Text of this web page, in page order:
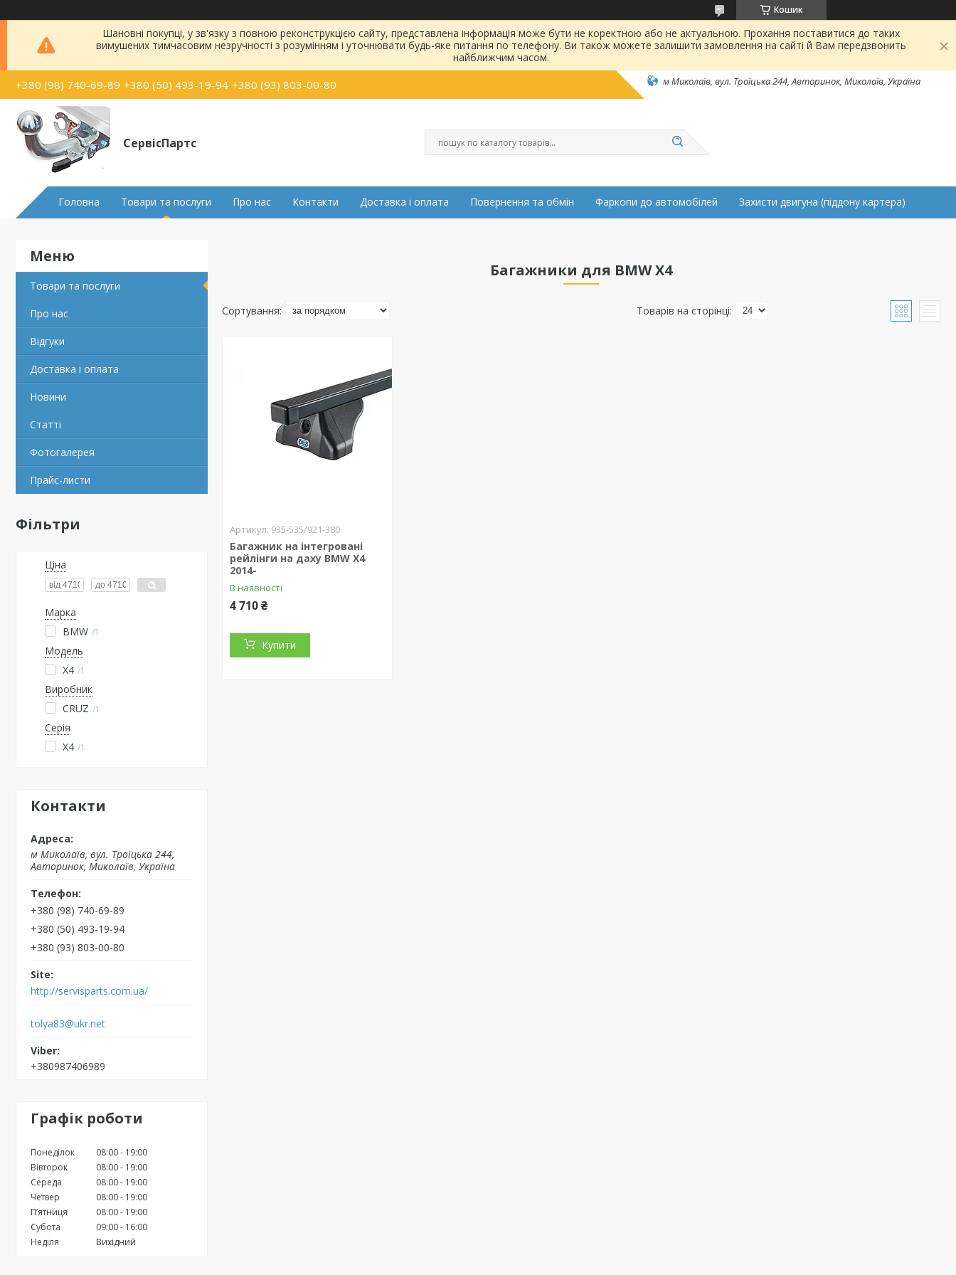
Кошик
Шановні покупці, у зв'язку з повною реконструкцією сайту, представлена інформація може бути не коректною або не актуальною. Прохання поставитися до таких
вимушених тимчасовим незручності з розумінням і уточнювати будь-яке питання по телефону. Ви також можете залишити замовлення на сайті й Вам передзвонить
найближчим часом.
+380 (98) 740-69-89 +380 (50) 493-19-94 +380 (93) 803-00-80 м Миколаїв, вул. Троїцька 244, Авторинок, Миколаїв, Україна
СервісПартс
Головна Товари та послуги Про нас Контакти Доставка і оплата Повернення та обмін Фаркопи до автомобілей Захисти двигуна (піддону картера)
Товари та послуги
Про нас
Відгуки
Доставка і оплата
Новини
Статті
Фотогалерея
Прайс-листи
Фільтри
Ціна
Марка
BMW 1
Модель
X4 1
Виробник
CRUZ
1
Серія
X4 1
Контакти
м Миколаїв, вул. Троїцька 244,
Авторинок, Миколаїв, Україна
+380 (98) 740-69-89
+380 (50) 493-19-94
+380 (93) 803-00-80
http://servisparts.com.ua/
tolya83@ukr.net
+380987406989
Графік роботи
Понеділок 08:00
19:00
Вівторок
08:00
19:00
Середа
08:00
19:00
Четвер
08:00
19:00
Пʼятниця
08:00
19:00
Субота
09:00
16:00
Неділя
Вихідний
Багажники для BMW X4
935-535/921-380
Багажник на інтегровані
рейлінги на даху BMW X4
2014-
В наявності
4 710 ₴
Купити